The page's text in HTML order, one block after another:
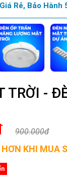
Rẻ, Bảo Hành
-
900.000đ
KHI MUA